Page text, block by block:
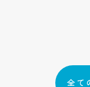
全 て